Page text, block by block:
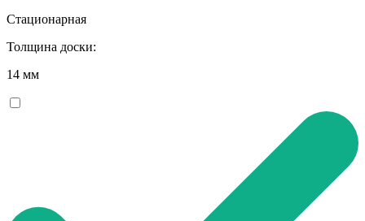
Стационарная
Толщина доски:
14 мм